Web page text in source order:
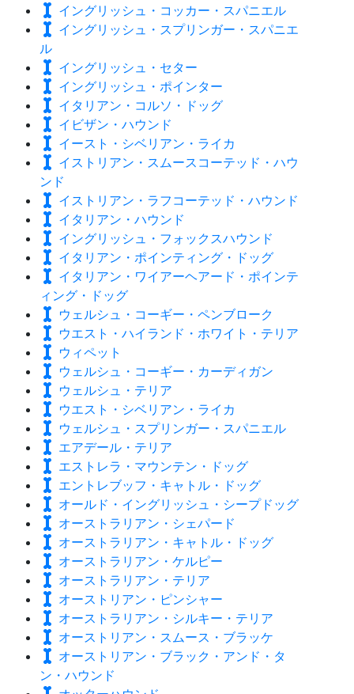
イングリッシュ・コッカー・スパニエル
イングリッシュ・スプリンガー・スパニエ
ル
イングリッシュ・セター
イングリッシュ・ポインター
イタリアン・コルソ・ドッグ
イビザン・ハウンド
イースト・シベリアン・ライカ
イストリアン・スムースコーテッド・ハウ
ンド
イストリアン・ラフコーテッド・ハウンド
イタリアン・ハウンド
イングリッシュ・フォックスハウンド
イタリアン・ポインティング・ドッグ
イタリアン・ワイアーヘアード・ポインテ
ィング・ドッグ
ウェルシュ・コーギー・ペンブローク
ウエスト・ハイランド・ホワイト・テリア
ウィペット
ウェルシュ・コーギー・カーディガン
ウェルシュ・テリア
ウエスト・シベリアン・ライカ
ウェルシュ・スプリンガー・スパニエル
エアデール・テリア
エストレラ・マウンテン・ドッグ
エントレブッフ・キャトル・ドッグ
オールド・イングリッシュ・シープドッグ
オーストラリアン・シェパード
オーストラリアン・キャトル・ドッグ
オーストラリアン・ケルピー
オーストラリアン・テリア
オーストリアン・ピンシャー
オーストラリアン・シルキー・テリア
オーストリアン・スムース・ブラッケ
オーストリアン・ブラック・アンド・タ
ン・ハウンド